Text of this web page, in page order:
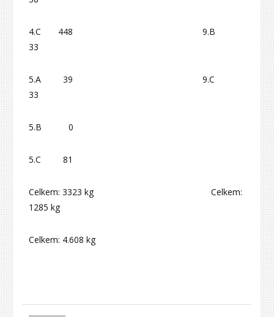
4.C 448 9.B
33
5.A 39 9.C
33
5.B 0
5.C 81
Celkem: 3323 kg Celkem:
1285 kg
Celkem: 4.608 kg